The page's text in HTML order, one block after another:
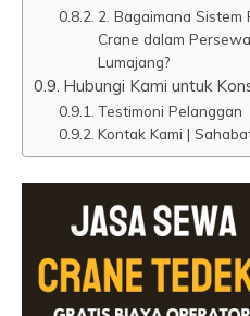
2. Bagaimana
Crane dalam
Lumajang?
Hubungi Kami untuk
Testimoni Pelanggan
Kontak Kami |